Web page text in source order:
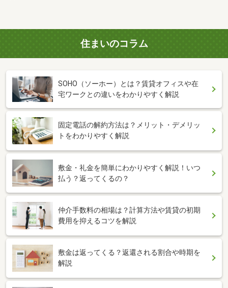
住まいのコラム
SOHO（ソーホー）とは？賃貸オフィスや在
宅ワークとの違いをわかりやすく解説
固定電話の解約方法は？メリット・デメリッ
トをわかりやすく解説
敷金・礼金を簡単にわかりやすく解説！いつ
払う？返ってくるの？
仲介手数料の相場は？計算方法や賃貸の初期
費用を抑えるコツを解説
敷金は返ってくる？返還される割合や時期を
解説